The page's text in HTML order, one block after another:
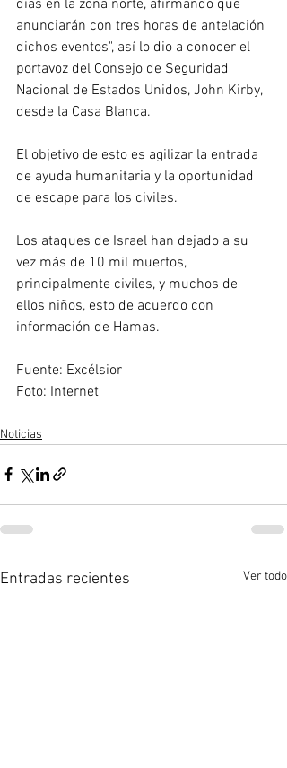
días en la zona norte, afirmando que
anunciarán con tres horas de antelación
dichos eventos", así lo dio a conocer el
portavoz del Consejo de Seguridad
Nacional de Estados Unidos, John Kirby,
desde la Casa Blanca.
El objetivo de esto es agilizar la entrada
de ayuda humanitaria y la oportunidad
de escape para los civiles.
Los ataques de Israel han dejado a su
vez más de 10 mil muertos,
principalmente civiles, y muchos de
ellos niños, esto de acuerdo con
información de Hamas.
Fuente: Excélsior
Foto: Internet
Noticias
Entradas recientes Ver todo